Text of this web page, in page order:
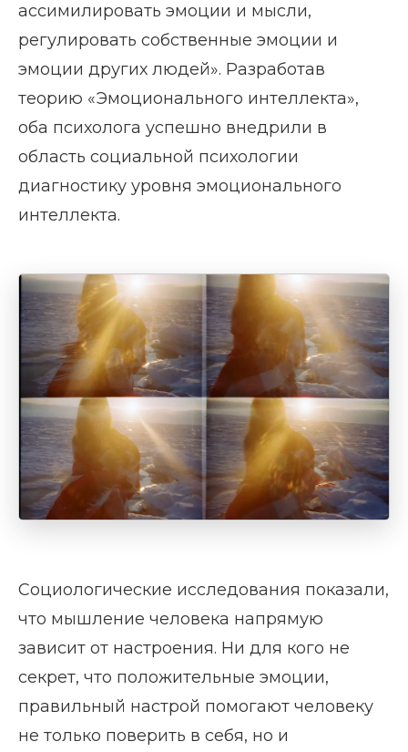
ассимилировать эмоции и мысли,
регулировать собственные эмоции и
эмоции других людей». Разработав
теорию «Эмоционального интеллекта»,
оба психолога успешно внедрили в
область социальной психологии
диагностику уровня эмоционального
интеллекта.
Социологические исследования показали,
что мышление человека напрямую
зависит от настроения. Ни для кого не
секрет, что положительные эмоции,
правильный настрой помогают человеку
не только поверить в себя, но и